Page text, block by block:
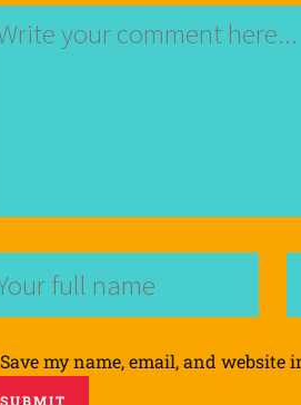
Save my name, email, and